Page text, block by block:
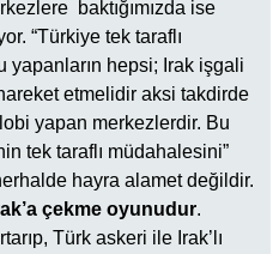
baktığımızda ise
“Türkiye tek taraflı
yapanların hepsi; Irak işgali
etmelidir aksi takdirde
yapan merkezlerdir. Bu
tek taraflı müdahalesini”
hayra alamet değildir.
çekme oyunudur.
Türk askeri ile Irak’lı